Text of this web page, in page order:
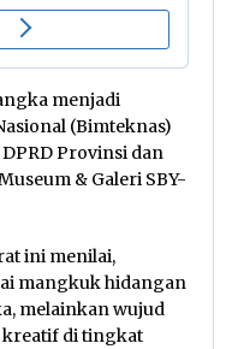
menjadi
(Bimteknas)
Provinsi dan
& Galeri SBY-
ini menilai,
mangkuk hidangan
melainkan wujud
di tingkat